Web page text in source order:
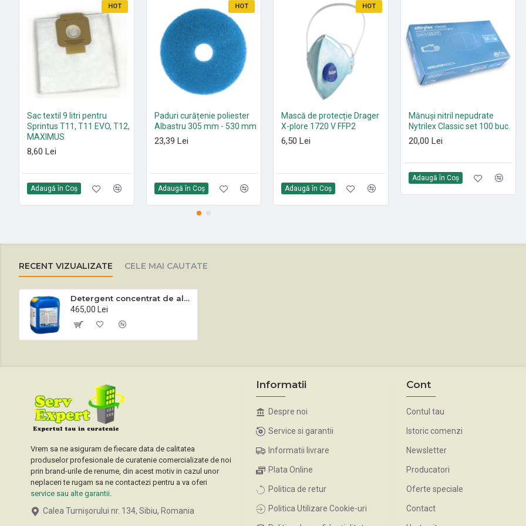
HOT
Sac textil 9 litri pentru
Sprintus T11, T11 EVO, T12,
MAXIMUS
8,60 Lei
Adaugă în Coş
HOT
Paduri curățenie poliester
Albastru 305 mm - 530 mm
23,39 Lei
Adaugă în Coş
HOT
Mască de protecție Drager
X-plore 1720 V FFP2
6,50 Lei
Adaugă în Coş
Paduri curățenie poliester
Roșu 305 mm - 530 mm
21,35 Lei
Mănuși nitril nepudrate
Nytrilex Classic set 100 buc.
20,00 Lei
Adaugă în Coş
RECENT VIZUALIZATE CELE MAI CAUTATE
Detergent concentrat de albire textile Arenas Bleach 20 L
465,00 Lei
Vrem sa ne asiguram de fiecare data de calitatea
produselor profesionale de curatenie comercializate de noi
prin brand-urile de renume, din acest motiv in cazul unor
neplaceri te rugam sa ne contactezi pentru a va oferi
service sau alte garantii.
Calea Turnișorului nr. 134, Sibiu, Romania
Informatii
Despre noi
Service si garantii
Informatii livrare
Plata Online
Politica de retur
Politica Utilizare Cookie-uri
Cont
Contul tau
Istoric comenzi
Newsletter
Producatori
Oferte speciale
Contact